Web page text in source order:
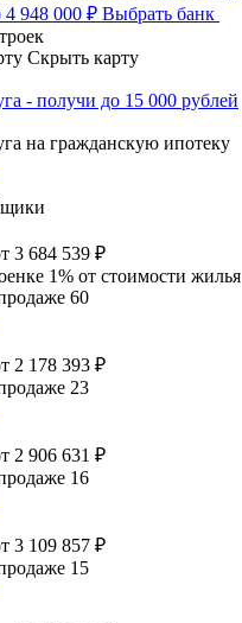
948 000 ₽ Выбрать банк
Скрыть карту
- получи до 15 000 рублей
на гражданскую ипотеку
3 684 539 ₽
1% от стоимости жилья
60
2 178 393 ₽
23
2 906 631 ₽
16
3 109 857 ₽
15